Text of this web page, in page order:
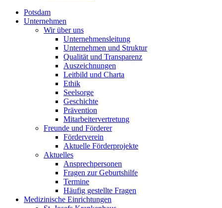
Potsdam
Unternehmen
Wir über uns
Unternehmensleitung
Unternehmen und Struktur
Qualität und Transparenz
Auszeichnungen
Leitbild und Charta
Ethik
Seelsorge
Geschichte
Prävention
Mitarbeitervertretung
Freunde und Förderer
Förderverein
Aktuelle Förderprojekte
Aktuelles
Ansprechpersonen
Fragen zur Geburtshilfe
Termine
Häufig gestellte Fragen
Medizinische Einrichtungen